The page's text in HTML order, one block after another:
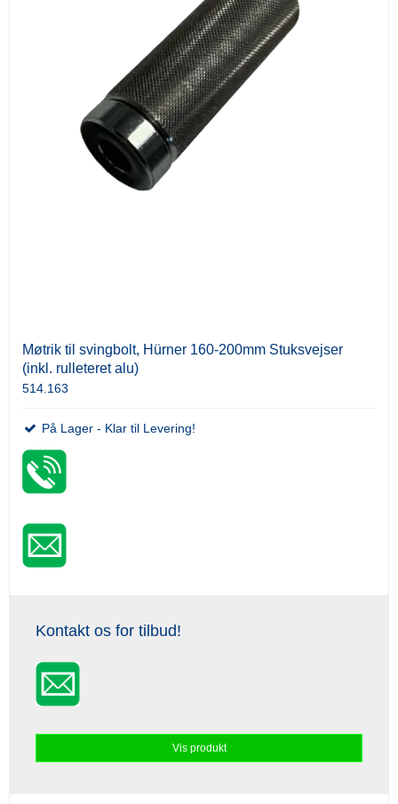
Møtrik til svingbolt, Hürner 160-200mm Stuksvejser
(inkl. rulleteret alu)
514.163
På Lager - Klar til Levering!
Kontakt os for tilbud!
Vis produkt